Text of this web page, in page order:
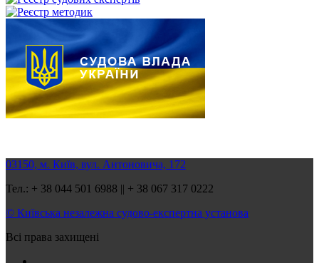
03150, м. Київ, вул. Антоновича, 172
Тел.: + 38 044 501 6988 || + 38 067 317 0222
© Київська незалежна судово-експертна установа
Всі права захищені